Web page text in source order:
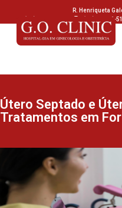
R. Henriqueta
(85) 98895-
Útero Septado e
Tratamentos em